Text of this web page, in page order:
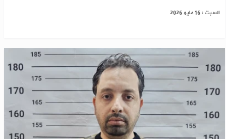
السبت : 16 مايو 2026